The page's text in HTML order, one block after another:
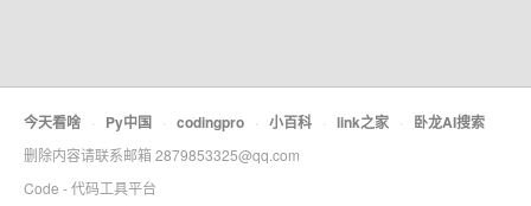
今天看啥 · Py中国 · codingpro · 小百科 · link之家 · 卧龙AI搜索
删除内容请联系邮箱 2879853325@qq.com
Code - 代码工具平台